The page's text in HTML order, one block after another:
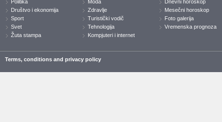
Politika
Društvo i ekonomija
Sport
Svet
Žuta stampa
Moda
Zdravlje
Turistički vodič
Tehnologija
Kompjuteri i internet
Dnevni horoskop
Mesečni horoskop
Foto galerija
Vremenska prognoza
Terms, conditions and privacy policy